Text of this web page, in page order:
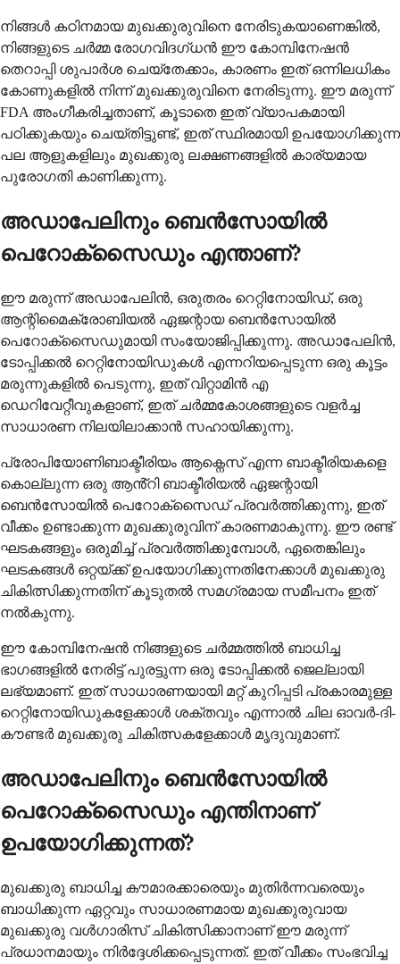
നിങ്ങൾ കഠിനമായ മുഖക്കുരുവിനെ നേരിടുകയാണെങ്കിൽ,
നിങ്ങളുടെ ചർമ്മ രോഗവിദഗ്ധൻ ഈ കോമ്പിനേഷൻ
തെറാപ്പി ശുപാർശ ചെയ്തേക്കാം, കാരണം ഇത് ഒന്നിലധികം
കോണുകളിൽ നിന്ന് മുഖക്കുരുവിനെ നേരിടുന്നു. ഈ മരുന്ന്
FDA അംഗീകരിച്ചതാണ്, കൂടാതെ ഇത് വ്യാപകമായി
പഠിക്കുകയും ചെയ്തിട്ടുണ്ട്, ഇത് സ്ഥിരമായി ഉപയോഗിക്കുന്ന
പല ആളുകളിലും മുഖക്കുരു ലക്ഷണങ്ങളിൽ കാര്യമായ
പുരോഗതി കാണിക്കുന്നു.
അഡാപേലിനും ബെൻസോയിൽ
പെറോക്സൈഡും എന്താണ്?
ഈ മരുന്ന് അഡാപേലിൻ, ഒരുതരം റെറ്റിനോയിഡ്, ഒരു
ആന്റിമൈക്രോബിയൽ ഏജന്റായ ബെൻസോയിൽ
പെറോക്സൈഡുമായി സംയോജിപ്പിക്കുന്നു. അഡാപേലിൻ,
ടോപ്പിക്കൽ റെറ്റിനോയിഡുകൾ എന്നറിയപ്പെടുന്ന ഒരു കൂട്ടം
മരുന്നുകളിൽ പെടുന്നു, ഇത് വിറ്റാമിൻ എ
ഡെറിവേറ്റീവുകളാണ്, ഇത് ചർമ്മകോശങ്ങളുടെ വളർച്ച
സാധാരണ നിലയിലാക്കാൻ സഹായിക്കുന്നു.
പ്രോപിയോണിബാക്ടീരിയം ആക്നെസ് എന്ന ബാക്ടീരിയകളെ
കൊല്ലുന്ന ഒരു ആൻ്റി ബാക്ടീരിയൽ ഏജന്റായി
ബെൻസോയിൽ പെറോക്സൈഡ് പ്രവർത്തിക്കുന്നു, ഇത്
വീക്കം ഉണ്ടാക്കുന്ന മുഖക്കുരുവിന് കാരണമാകുന്നു. ഈ രണ്ട്
ഘടകങ്ങളും ഒരുമിച്ച് പ്രവർത്തിക്കുമ്പോൾ, ഏതെങ്കിലും
ഘടകങ്ങൾ ഒറ്റയ്ക്ക് ഉപയോഗിക്കുന്നതിനേക്കാൾ മുഖക്കുരു
ചികിത്സിക്കുന്നതിന് കൂടുതൽ സമഗ്രമായ സമീപനം ഇത്
നൽകുന്നു.
ഈ കോമ്പിനേഷൻ നിങ്ങളുടെ ചർമ്മത്തിൽ ബാധിച്ച
ഭാഗങ്ങളിൽ നേരിട്ട് പുരട്ടുന്ന ഒരു ടോപ്പിക്കൽ ജെല്ലായി
ലഭ്യമാണ്. ഇത് സാധാരണയായി മറ്റ് കുറിപ്പടി പ്രകാരമുള്ള
റെറ്റിനോയിഡുകളേക്കാൾ ശക്തവും എന്നാൽ ചില ഓവർ-ദി-
കൗണ്ടർ മുഖക്കുരു ചികിത്സകളേക്കാൾ മൃദുവുമാണ്.
അഡാപേലിനും ബെൻസോയിൽ
പെറോക്സൈഡും എന്തിനാണ്
ഉപയോഗിക്കുന്നത്?
മുഖക്കുരു ബാധിച്ച കൗമാരക്കാരെയും മുതിർന്നവരെയും
ബാധിക്കുന്ന ഏറ്റവും സാധാരണമായ മുഖക്കുരുവായ
മുഖക്കുരു വൾഗാരിസ് ചികിത്സിക്കാനാണ് ഈ മരുന്ന്
പ്രധാനമായും നിർദ്ദേശിക്കപ്പെടുന്നത്. ഇത് വീക്കം സംഭവിച്ച